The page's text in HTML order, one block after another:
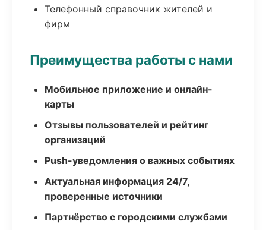
Телефонный справочник жителей и
фирм
Преимущества работы с нами
Мобильное приложение и онлайн-
карты
Отзывы пользователей и рейтинг
организаций
Push-уведомления о важных событиях
Актуальная информация 24/7,
проверенные источники
Партнёрство с городскими службами